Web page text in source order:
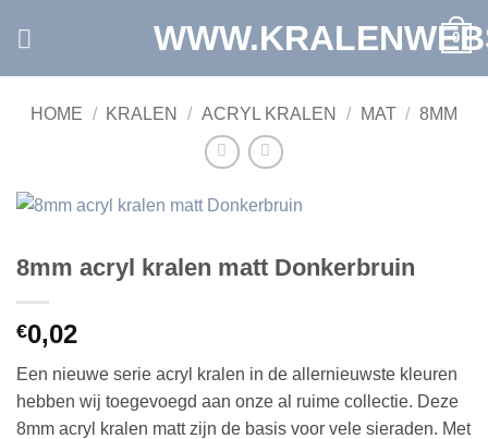
0
HOME / KRALEN / ACRYL KRALEN / MAT / 8MM
8mm acryl kralen matt Donkerbruin
€0,02
Een nieuwe serie acryl kralen in de allernieuwste kleuren
hebben wij toegevoegd aan onze al ruime collectie. Deze
8mm acryl kralen matt zijn de basis voor vele sieraden. Met